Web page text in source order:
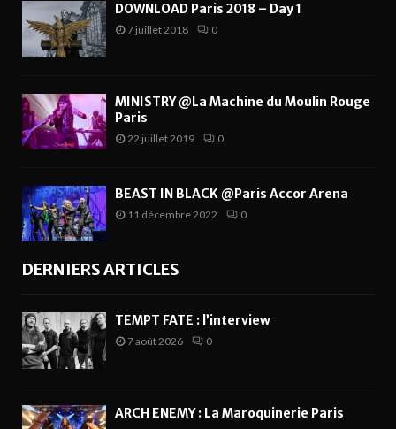
DOWNLOAD Paris 2018 – Day 1
7 juillet 2018 0
MINISTRY @La Machine du Moulin Rouge
Paris
22 juillet 2019 0
BEAST IN BLACK @Paris Accor Arena
11 décembre 2022 0
DERNIERS ARTICLES
TEMPT FATE : l’interview
7 août 2026 0
ARCH ENEMY : La Maroquinerie Paris